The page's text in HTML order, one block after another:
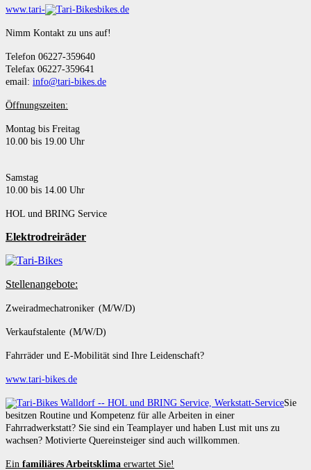
www.tari- bikes.de
Nimm Kontakt zu uns auf!
Telefon 06227-359640
Telefax 06227-359641
email: info@tari-bikes.de
Öffnungszeiten:
Montag bis Freitag
10.00 bis 19.00 Uhr
Samstag
10.00 bis 14.00 Uhr
HOL und BRING Service
Elektrodreiräder
Stellenangebote:
Zweiradmechatroniker (M/W/D)
Verkaufstalente (M/W/D)
Fahrräder und E-Mobilität sind Ihre Leidenschaft?
www.tari-bikes.de
Sie
besitzen Routine und Kompetenz für alle Arbeiten in einer
Fahrradwerkstatt? Sie sind ein Teamplayer und haben Lust mit uns zu
wachsen? Motivierte Quereinsteiger sind auch willkommen.
Ein familiäres Arbeitsklima erwartet Sie!